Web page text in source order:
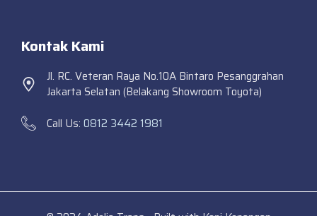
Kontak Kami
Jl. RC. Veteran Raya No.10A Bintaro Pesanggrahan
Jakarta Selatan (Belakang Showroom Toyota)
Call Us: 0812 3442 1981